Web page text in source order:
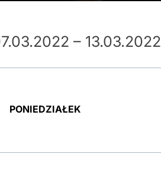
– 13.03.2022
PONIEDZIAŁEK